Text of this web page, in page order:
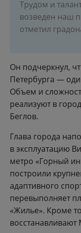
Трудом и
возведен наш
отметил
Он подчеркнул,
Петербурга —
Объем и
реализуют в
Беглов.
Глава города
в эксплуатацию
метро «Горный
построили
адаптивного
перевыполняет
«Жилье». Кроме